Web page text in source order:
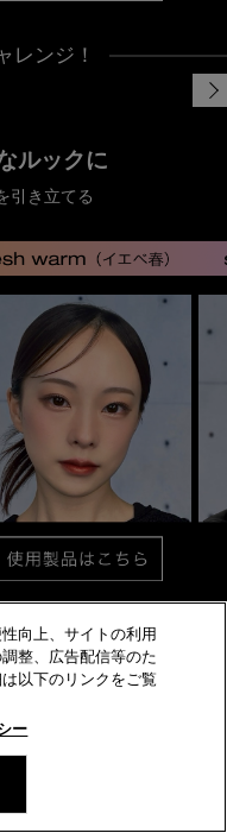
レンジ！
ルックに
引き立てる
覧
向上、サイトの利用
整、広告配信等のた
以下のリンクをご覧
ー